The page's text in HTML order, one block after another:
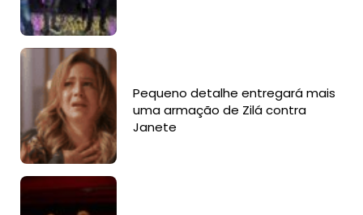
Pequeno detalhe entregará mais
uma armação de Zilá contra
Janete